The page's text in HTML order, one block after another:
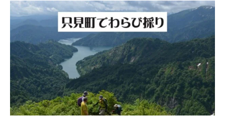
ABOUT
相談窓口
アクセス
お問い合わせ